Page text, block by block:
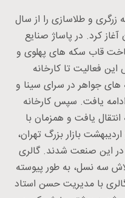
زرگری و طلاسازی را از سال
آغاز کرد. در پاساژ صنایع
قاب سکه های پهلوی و
فعالیت تا کارخانه
جواهر در سرای سینا و
یافت. سپس کارخانه
یافت و همزمان با
بازار بزرگ تهران،
در این صنعت شدند. گالری
به همت و تلاش سه نسل، به طور پیوسته
با مدیریت حسن استاد